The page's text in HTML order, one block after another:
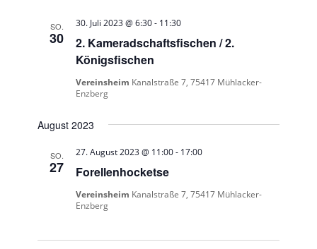
SO.
30
2. Kameradschaftsfischen / 2.
Königsfischen
30. Juli 2023 @ 6:30- 11:30
Vereinsheim Kanalstraße 7, 75417 Mühlacker-
Enzberg
August 2023
SO.
27 Forellenhocketse
27. August 2023 @ 11:00- 17:00
Vereinsheim Kanalstraße 7, 75417 Mühlacker-
Enzberg